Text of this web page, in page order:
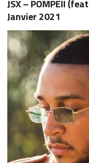
JSX – POMPEII
Janvier 2021